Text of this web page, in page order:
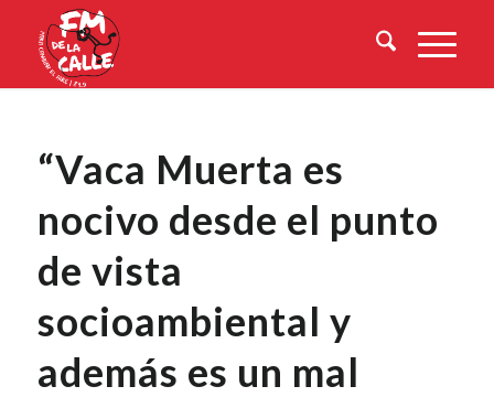
“Vaca Muerta es
nocivo desde el punto
de vista
socioambiental y
además es un mal